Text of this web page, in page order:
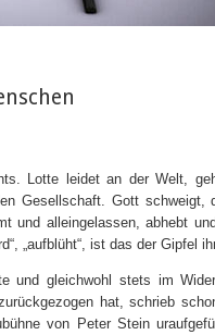
Lotte leidet an der Welt,
Gesellschaft. Gott schweigt,
und alleingelassen, abhebt
„aufblüht“, ist das der Gipfel
und gleichwohl stets im
hat, schrieb
von Peter Stein